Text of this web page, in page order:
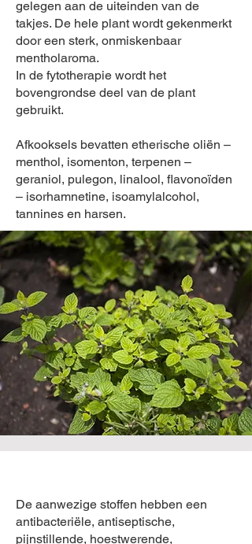
gelegen aan de uiteinden van de
takjes. De hele plant wordt gekenmerkt
door een sterk, onmiskenbaar
mentholaroma.
In de fytotherapie wordt het
bovengrondse deel van de plant
gebruikt.
Afkooksels bevatten etherische oliën –
menthol, isomenton, terpenen –
geraniol, pulegon, linalool, flavonoïden
– isorhamnetine, isoamylalcohol,
tannines en harsen.
De aanwezige stoffen hebben een
antibacteriële, antiseptische,
pijnstillende, hoestwerende,